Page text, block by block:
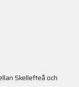
Skellefteå och